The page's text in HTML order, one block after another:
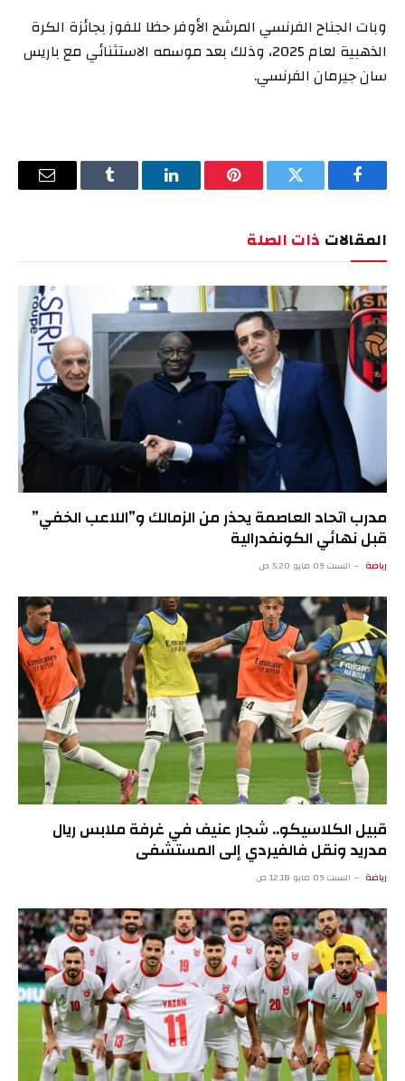
وبات الجناح الفرنسي المرشح الأوفر حظا للفوز بجائزة الكرة
الذهبية لعام 2025، وذلك بعد موسمه الاستثنائي مع باريس
سان جيرمان الفرنسي.
فيسبوك تويتر بينتيريستلينكدإن Tumblr
البريد
المقالات ذات الصلة
مدرب اتحاد العاصمة يحذر من الزمالك و”اللاعب الخفي”
قبل نهائي الكونفدرالية
رياضة السبت 09 مايو 5:20 ص
قبيل الكلاسيكو.. شجار عنيف في غرفة ملابس ريال
مدريد ونقل فالفيردي إلى المستشفى
رياضة السبت 09 مايو 12:18 ص